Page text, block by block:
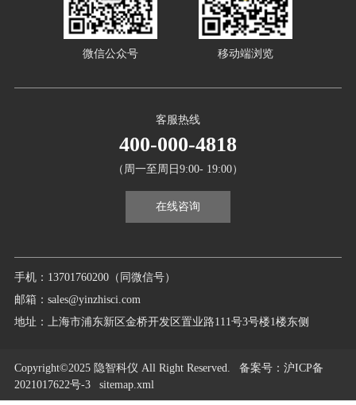
手机：13701760200（同微信号）
邮箱：sales@yinzhisci.com
地址：上海市浦东新区金桥开发区置业路111号3号楼1楼东侧
客服热线
400-000-4818
（周一至周日9:00- 19:00）
在线咨询
微信公众号 移动端浏览
Copyright©2025 隐智科仪 All Right Reserved. 备案号：沪ICP备
2021017622号-3
sitemap.xml